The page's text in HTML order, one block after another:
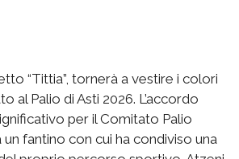
“Tittia”, tornerà a vestire i colori
al Palio di Asti 2026. L’accordo
per il Comitato Palio
fantino con cui ha condiviso una